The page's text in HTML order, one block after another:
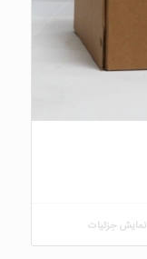
نمایش جزئیات